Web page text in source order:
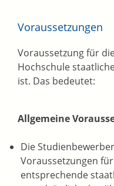
Voraussetzungen
Voraussetzung für
Hochschule
ist. Das bedeutet:
Allgemeine
Die
Voraussetzungen
entsprechende